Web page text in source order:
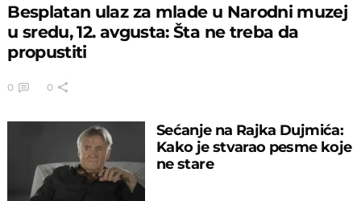
Besplatan ulaz za mlade u Narodni muzej
u sredu, 12. avgusta: Šta ne treba da
propustiti
0 0
Sećanje na Rajka Dujmića:
Kako je stvarao pesme koje
ne stare